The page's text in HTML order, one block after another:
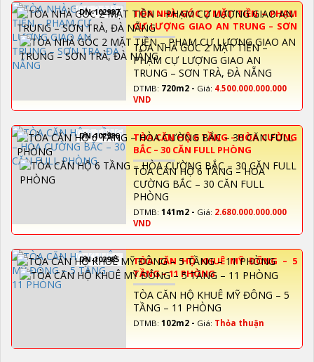
DN-102987
TÒA NHÀ GÓC 2 MẶT TIỀN – PHẠM
CỰ LƯỢNG GIAO AN TRUNG – SƠN
TRÀ, ĐÀ NẴNG
TÒA NHÀ GÓC 2 MẶT TIỀN –
PHẠM CỰ LƯỢNG GIAO AN
TRUNG – SƠN TRÀ, ĐÀ NẴNG
DTMB: 720m2 - Giá: 4.500.000.000.000
VND
DN-102986
TÒA CĂN HỘ 6 TẦNG – HÒA CƯỜNG
BẮC – 30 CĂN FULL PHÒNG
TÒA CĂN HỘ 6 TẦNG – HÒA
CƯỜNG BẮC – 30 CĂN FULL
PHÒNG
DTMB: 141m2 - Giá: 2.680.000.000.000
VND
DN-102985
TÒA CĂN HỘ KHUÊ MỸ ĐÔNG – 5
TẦNG – 11 PHÒNG
TÒA CĂN HỘ KHUÊ MỸ ĐÔNG – 5
TẦNG – 11 PHÒNG
DTMB: 102m2 - Giá: Thỏa thuận